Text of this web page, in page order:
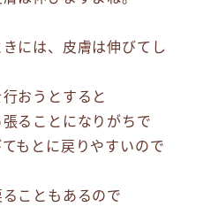
には、皮膚は伸びてし
おうとすると
ることになりがちで
もとに戻りやすいので
こともあるので